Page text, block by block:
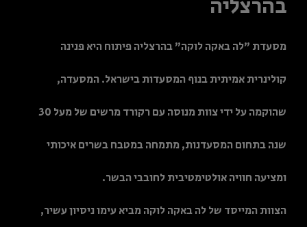
מסעדת "לה באקה לוקה" בהרצליה פיתוח היא פנינה
קולינרית אמיתית בנוף המסעדות בישראל. המסעדה,
שהוקמה על ידי צוות מנוסה עם רקורד מרשים של מעל 30
שנה בתחום המסעדנות, מתמחה במטבח בשרים איכותי
ומציעה חוויה אולטימטיבית לחובבי הבשר.
הצוות המייסד של לה באקה לוקה מביא עימו ניסיון עשיר,